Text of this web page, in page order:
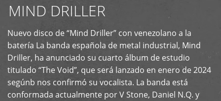
MIND DRILLER
Nuevo disco de “Mind Driller” con venezolano a la
batería La banda española de metal industrial, Mind
Driller, ha anunciado su cuarto álbum de estudio
titulado “The Void”, que será lanzado en enero de 2024
segúnb nos confirmó su vocalista. La banda está
conformada actualmente por V Stone, Daniel N.Q. y
+